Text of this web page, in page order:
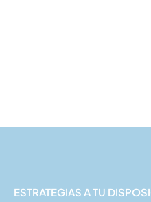
ESTRATEGIAS A TU